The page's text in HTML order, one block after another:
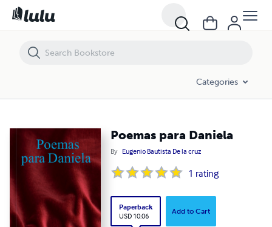
Categories
Poemas para Daniela
By Eugenio Bautista De la cruz
1 rating
Paperback
USD 10.06
Add to Cart
Poemas para Daniela